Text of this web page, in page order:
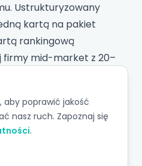
Ustrukturyzowany
kartą na pakiet
rankingową
mid-market z 20–
skali lub
scenariuszy.
ćwiczenie ZBB?
Co 3–
zmiana rynkowa,
aby poprawić jakość
nasz ruch. Zapoznaj się
.